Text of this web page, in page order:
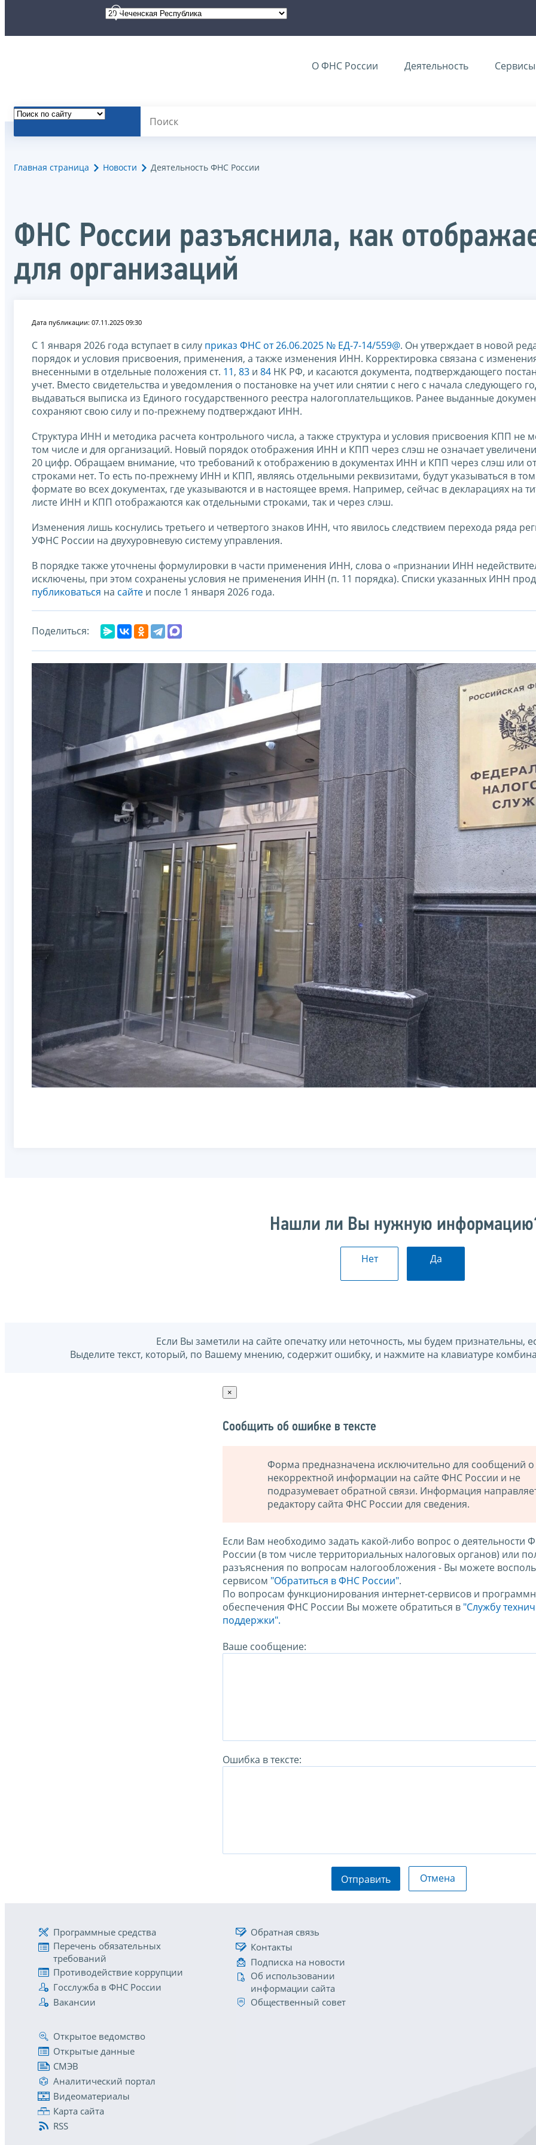
О ФНС России Деятельность Сервисы
Главная страница Новости Деятельность ФНС России
ФНС России разъяснила, как
для организаций
Дата публикации: 07.11.2025 09:30
С 1 января 2026 года вступает в силу приказ ФНС от 26.06.2025 № ЕД-7-14/559@. Он утверждает в новой
порядок и условия присвоения, применения, а также изменения ИНН. Корректировка связана с
внесенными в отдельные положения ст. 11, 83 и 84 НК РФ, и касаются документа, подтверждающего
учет. Вместо свидетельства и уведомления о постановке на учет или снятии с него с начала следующего
выдаваться выписка из Единого государственного реестра налогоплательщиков. Ранее выданные
сохраняют свою силу и по-прежнему подтверждают ИНН.
Структура ИНН и методика расчета контрольного числа, а также структура и условия присвоения КПП не
том числе и для организаций. Новый порядок отображения ИНН и КПП через слэш не означает
20 цифр. Обращаем внимание, что требований к отображению в документах ИНН и КПП через слэш или
строками нет. То есть по-прежнему ИНН и КПП, являясь отдельными реквизитами, будут указываться в
формате во всех документах, где указываются и в настоящее время. Например, сейчас в декларациях на
листе ИНН и КПП отображаются как отдельными строками, так и через слэш.
Изменения лишь коснулись третьего и четвертого знаков ИНН, что явилось следствием перехода ряда
УФНС России на двухуровневую систему управления.
В порядке также уточнены формулировки в части применения ИНН, слова о «признании ИНН
исключены, при этом сохранены условия не применения ИНН (п. 11 порядка). Списки указанных ИНН
публиковаться на сайте и после 1 января 2026 года.
Поделиться:
Нашли ли Вы нужную
Нет Да
Если Вы заметили на сайте опечатку или неточность, мы будем признательны,
Выделите текст, который, по Вашему мнению, содержит ошибку, и нажмите на клавиатуре
×
Сообщить об ошибке в тексте
Форма предназначена исключительно для сообщений о
некорректной информации на сайте ФНС России и не
подразумевает обратной связи. Информация
редактору сайта ФНС России для сведения.
Если Вам необходимо задать какой-либо вопрос о деятельности
России (в том числе территориальных налоговых органов) или
разъяснения по вопросам налогообложения - Вы можете
сервисом "Обратиться в ФНС России".
По вопросам функционирования интернет-сервисов и
обеспечения ФНС России Вы можете обратиться в "Службу
поддержки".
Ваше сообщение:
Ошибка в тексте:
Отправить Отмена
Программные средства
Перечень обязательных
требований
Противодействие коррупции
Госслужба в ФНС России
Вакансии
Обратная связь
Контакты
Подписка на новости
Об использовании
информации сайта
Общественный совет
Открытое ведомство
Открытые данные
СМЭВ
Аналитический портал
Видеоматериалы
Карта сайта
RSS